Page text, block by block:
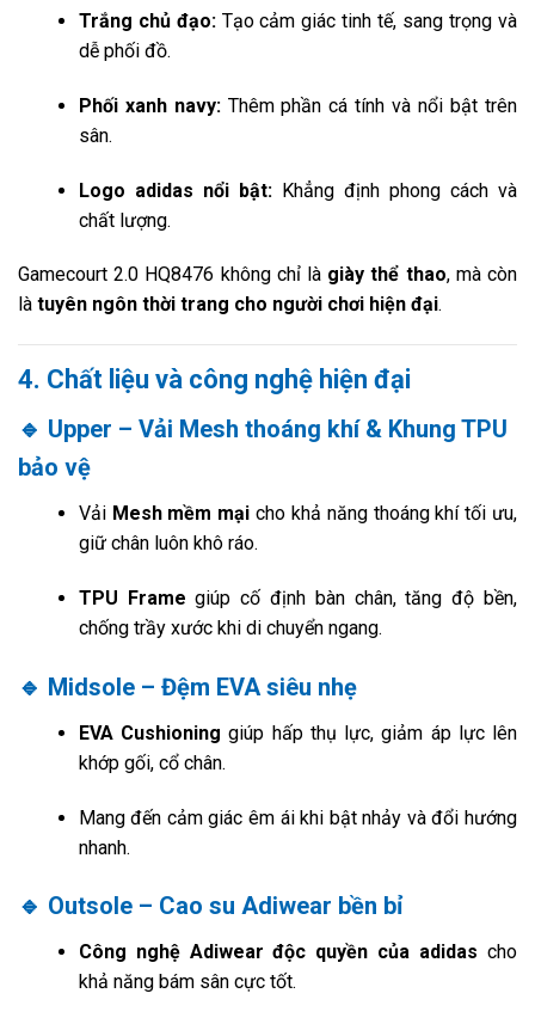
Trắng chủ đạo:Tạo cảm giác tinh tế, sang trọng và
dễ phối đồ.
Phối xanh navy:Thêm phần cá tính và nổi bật trên
sân.
Logo adidas nổi bật:Khẳng định phong cách và
chất lượng.
Gamecourt 2.0 HQ8476 không chỉ là giày thể thao, mà còn
là tuyên ngôn thời trang cho người chơi hiện đại.
4. Chất liệu và công nghệ hiện đại
🔹 Upper – Vải Mesh thoáng khí & Khung TPU
bảo vệ
Vải Mesh mềm mại cho khả năng thoáng khí tối ưu,
giữ chân luôn khô ráo.
TPU Frame giúp cố định bàn chân, tăng độ bền,
chống trầy xước khi di chuyển ngang.
🔹 Midsole – Đệm EVA siêu nhẹ
EVA Cushioning giúp hấp thụ lực, giảm áp lực lên
khớp gối, cổ chân.
Mang đến cảm giác êm ái khi bật nhảy và đổi hướng
nhanh.
🔹 Outsole – Cao su Adiwear bền bỉ
Công nghệ Adiwear độc quyền của adidas cho
khả năng bám sân cực tốt.